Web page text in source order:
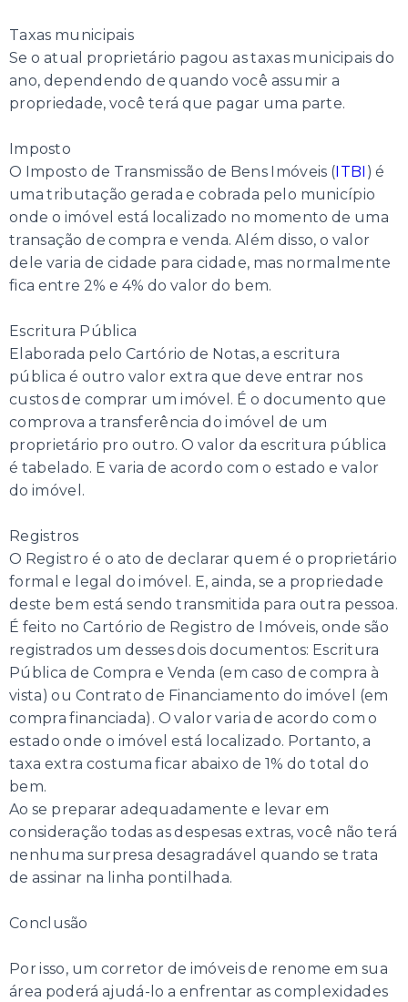
Taxas municipais
Se o atual proprietário pagou as taxas municipais do
ano, dependendo de quando você assumir a
propriedade, você terá que pagar uma parte.
Imposto
O Imposto de Transmissão de Bens Imóveis ( ITBI ) é
uma tributação gerada e cobrada pelo município
onde o imóvel está localizado no momento de uma
transação de compra e venda. Além disso, o valor
dele varia de cidade para cidade, mas normalmente
fica entre 2% e 4% do valor do bem.
Escritura Pública
Elaborada pelo Cartório de Notas, a escritura
pública é outro valor extra que deve entrar nos
custos de comprar um imóvel. É o documento que
comprova a transferência do imóvel de um
proprietário pro outro. O valor da escritura pública
é tabelado. E varia de acordo com o estado e valor
do imóvel.
Registros
O Registro é o ato de declarar quem é o proprietário
formal e legal do imóvel. E, ainda, se a propriedade
deste bem está sendo transmitida para outra pessoa.
É feito no Cartório de Registro de Imóveis, onde são
registrados um desses dois documentos: Escritura
Pública de Compra e Venda (em caso de compra à
vista) ou Contrato de Financiamento do imóvel (em
compra financiada). O valor varia de acordo com o
estado onde o imóvel está localizado. Portanto, a
taxa extra costuma ficar abaixo de 1% do total do
bem.
Ao se preparar adequadamente e levar em
consideração todas as despesas extras, você não terá
nenhuma surpresa desagradável quando se trata
de assinar na linha pontilhada.
Conclusão
Por isso, um corretor de imóveis de renome em sua
área poderá ajudá-lo a enfrentar as complexidades